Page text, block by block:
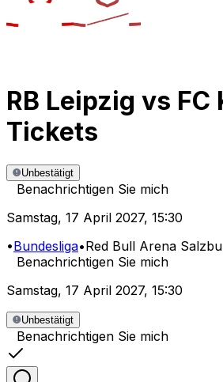
RB Leipzig vs FC
Tickets
Unbestätigt
Benachrichtigen Sie mich
Samstag, 17 April 2027, 15:30
•Bundesliga•Red Bull Arena
Benachrichtigen Sie mich
Samstag, 17 April 2027, 15:30
Unbestätigt
Benachrichtigen Sie mich